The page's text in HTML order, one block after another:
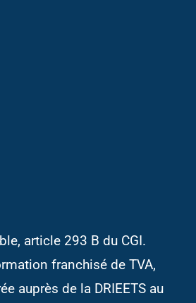
article 293 B du CGI.
franchisé de TVA,
auprès de la DRIEETS au